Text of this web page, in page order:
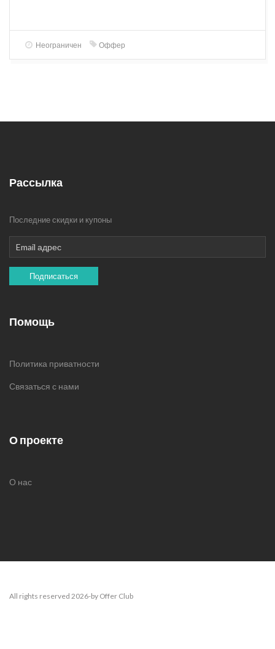
Неограничен Оффер
Рассылка
Последние скидки и купоны
Подписаться
Помощь
Политика приватности
Связаться с нами
О проекте
О нас
All rights reserved 2026-by Offer Club